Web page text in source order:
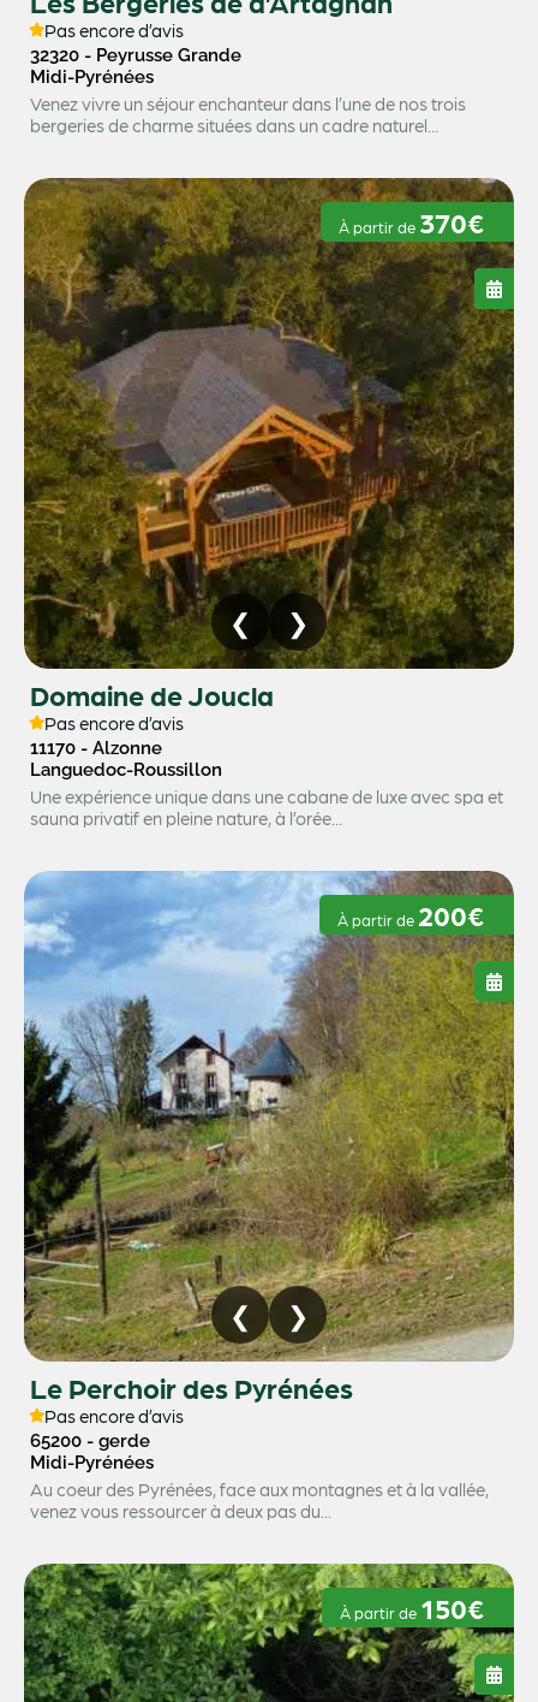
Pas encore d’avis
32320 - Peyrusse Grande
Midi-Pyrénées
Venez vivre un séjour enchanteur dans l’une de nos trois
bergeries de charme situées dans un cadre naturel...
À partir de 370€
Domaine de Joucla
Pas encore d’avis
11170 - Alzonne
Languedoc-Roussillon
Une expérience unique dans une cabane de luxe avec spa et
sauna privatif en pleine nature, à l’orée...
À partir de 200€
Le Perchoir des Pyrénées
Pas encore d’avis
65200 - gerde
Midi-Pyrénées
Au coeur des Pyrénées, face aux montagnes et à la vallée,
venez vous ressourcer à deux pas du...
À partir de 150€